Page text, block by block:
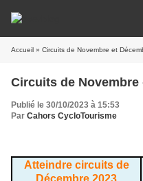
Accueil » Circuits de Novembre et
Circuits de Novembre
Publié le 30/10/2023 à 15:53
Par Cahors CycloTourisme
Atteindre circuits de
Décembre 2023